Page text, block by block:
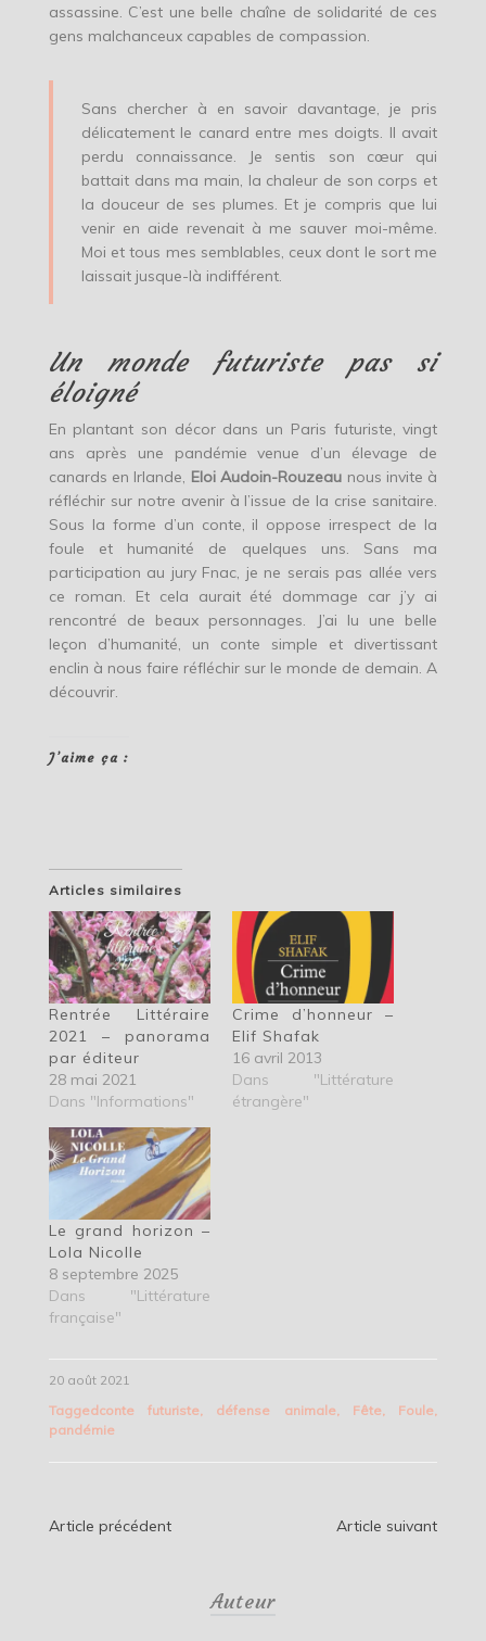
assassine. C’est une belle chaîne de solidarité de ces
gens malchanceux capables de compassion.
Sans chercher à en savoir davantage, je pris
délicatement le canard entre mes doigts. Il avait
perdu connaissance. Je sentis son cœur qui
battait dans ma main, la chaleur de son corps et
la douceur de ses plumes. Et je compris que lui
venir en aide revenait à me sauver moi-même.
Moi et tous mes semblables, ceux dont le sort me
laissait jusque-là indifférent.
Un monde futuriste pas si
éloigné
En plantant son décor dans un Paris futuriste, vingt
ans après une pandémie venue d’un élevage de
canards en Irlande, Eloi Audoin-Rouzeau nous invite à
réfléchir sur notre avenir à l’issue de la crise sanitaire.
Sous la forme d’un conte, il oppose irrespect de la
foule et humanité de quelques uns. Sans ma
participation au jury Fnac, je ne serais pas allée vers
ce roman. Et cela aurait été dommage car j’y ai
rencontré de beaux personnages. J’ai lu une belle
leçon d’humanité, un conte simple et divertissant
enclin à nous faire réfléchir sur le monde de demain. A
découvrir.
J’aime ça :
Articles similaires
Rentrée Littéraire
2021 – panorama
par éditeur
28 mai 2021
Dans "Informations"
Crime d’honneur –
Elif Shafak
16 avril 2013
Dans "Littérature
étrangère"
Le grand horizon –
Lola Nicolle
8 septembre 2025
Dans "Littérature
française"
20 août 2021
Taggedconte futuriste, défense animale, Fête, Foule,
pandémie
Navigation
Article précédent Article suivant
Auteur